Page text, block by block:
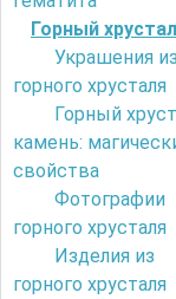
Горный
Украшения из
горного хрусталя
Горный
камень:
свойства
Фотографии
горного хрусталя
Изделия из
горного хрусталя